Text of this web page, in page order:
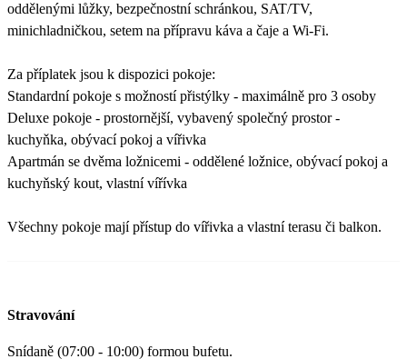
oddělenými lůžky, bezpečnostní schránkou, SAT/TV,
minichladničkou, setem na přípravu káva a čaje a Wi-Fi.
Za příplatek jsou k dispozici pokoje:
Standardní pokoje s možností přistýlky - maximálně pro 3 osoby
Deluxe pokoje - prostornější, vybavený společný prostor -
kuchyňka, obývací pokoj a vířivka
Apartmán se dvěma ložnicemi - oddělené ložnice, obývací pokoj a
kuchyňský kout, vlastní vířívka
Všechny pokoje mají přístup do vířivka a vlastní terasu či balkon.
Stravování
Snídaně (07:00 - 10:00) formou bufetu.